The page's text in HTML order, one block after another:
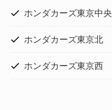
ホンダカーズ東京中央
ホンダカーズ東京北
ホンダカーズ東京西